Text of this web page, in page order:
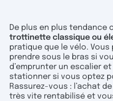
De plus en plus tendance
trottinette classique ou
pratique que le vélo.
prendre sous le bras si
d’emprunter un escalier
stationner si vous optez
Rassurez-vous : l’achat
très vite rentabilisé et